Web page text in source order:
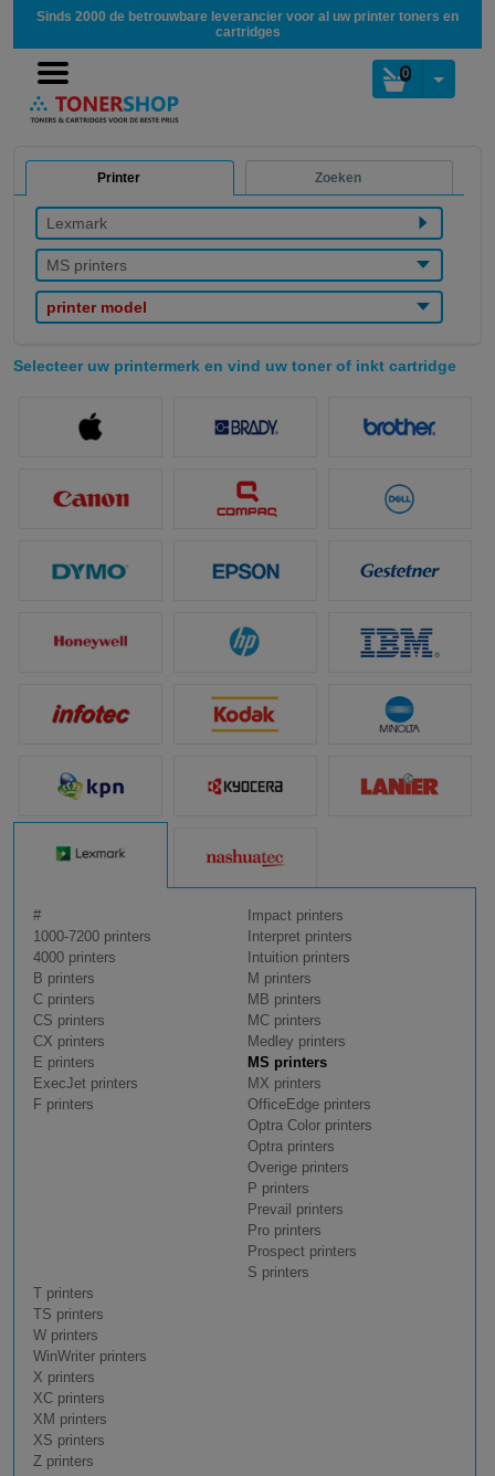
Sinds 2000 de betrouwbare leverancier voor al uw printer toners en
cartridges
0
Printer Zoeken
Lexmark
MS printers
printer model
Selecteer uw printermerk en vind uw toner of inkt cartridge
#
1000-7200 printers
4000 printers
B printers
C printers
CS printers
CX printers
E printers
ExecJet printers
F printers
Impact printers
Interpret printers
Intuition printers
M printers
MB printers
MC printers
Medley printers
MS printers
MX printers
OfficeEdge printers
Optra Color printers
Optra printers
Overige printers
P printers
Prevail printers
Pro printers
Prospect printers
S printers
T printers
TS printers
W printers
WinWriter printers
X printers
XC printers
XM printers
XS printers
Z printers